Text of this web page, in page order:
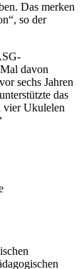
Das merken
so der
davon
sechs Jahren
das
vier Ukulelen